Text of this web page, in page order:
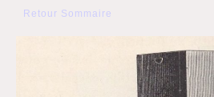
Retour Sommaire